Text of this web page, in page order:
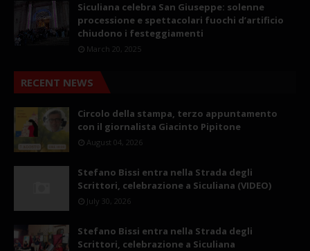
Siculiana celebra San Giuseppe: solenne
processione e spettacolari fuochi d’artificio
chiudono i festeggiamenti
March 20, 2025
RECENT NEWS
Circolo della stampa, terzo appuntamento
con il giornalista Giacinto Pipitone
August 04, 2026
Stefano Bissi entra nella Strada degli
Scrittori, celebrazione a Siculiana (VIDEO)
July 30, 2026
Stefano Bissi entra nella Strada degli
Scrittori, celebrazione a Siculiana